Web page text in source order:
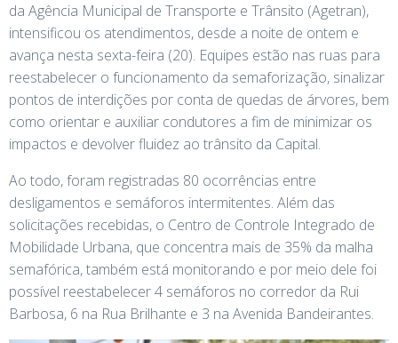
da Agência Municipal de Transporte e Trânsito (Agetran),
intensificou os atendimentos, desde a noite de ontem e
avança nesta sexta-feira (20). Equipes estão nas ruas para
reestabelecer o funcionamento da semaforização, sinalizar
pontos de interdições por conta de quedas de árvores, bem
como orientar e auxiliar condutores a fim de minimizar os
impactos e devolver fluidez ao trânsito da Capital.
Ao todo, foram registradas 80 ocorrências entre
desligamentos e semáforos intermitentes. Além das
solicitações recebidas, o Centro de Controle Integrado de
Mobilidade Urbana, que concentra mais de 35% da malha
semafórica, também está monitorando e por meio dele foi
possível reestabelecer 4 semáforos no corredor da Rui
Barbosa, 6 na Rua Brilhante e 3 na Avenida Bandeirantes.